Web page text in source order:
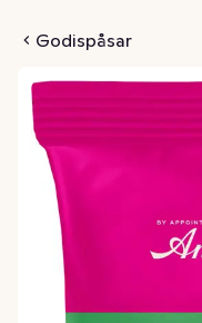
Godispåsar
Mjölkchoklad